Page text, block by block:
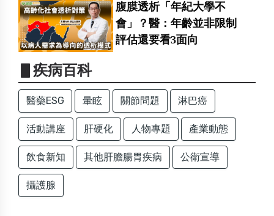
腹膜透析「年紀大學不
會」？醫：年齡並非限制
評估還要看3面向
▋疾病百科
醫藥ESG 暈眩 關節問題 淋巴癌
活動講座 肝硬化 人物專題 產業動態
飲食新知 其他肝膽腸胃疾病 公衛宣導
攝護腺